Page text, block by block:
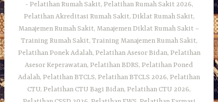
Pelatihan Rumah Sakit, Pelatihan Rumah Sakit 2026,
Pelatihan Akreditasi Rumah Sakit, Diklat Rumah Sakit,
Manajemen Rumah Sakit, Manajemen Diklat Rumah Sakit –
Training Rumah Sakit, Training Manajemen Rumah Sakit,
Pelatihan Ponek Adalah, Pelatihan Asesor Bidan, Pelatihan
Asesor Keperawatan, Pelatihan BDRS, Pelatihan Poned
Adalah, Pelatihan BTCLS, Pelatihan BTCLS 2026, Pelatihan
CTU, Pelatihan CTU Bagi Bidan, Pelatihan CTU 2026,